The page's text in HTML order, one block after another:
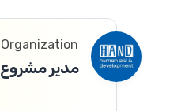
مدير مشروع